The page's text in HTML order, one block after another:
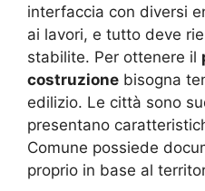
interfaccia con diversi
ai lavori, e tutto deve
stabilite. Per ottenere il
costruzione bisogna
edilizio. Le città sono
presentano
Comune possiede
proprio in base al